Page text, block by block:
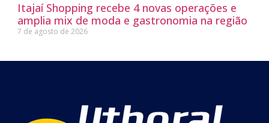
Itajaí Shopping recebe 4 novas operações e
amplia mix de moda e gastronomia na região
7 de agosto de 2026